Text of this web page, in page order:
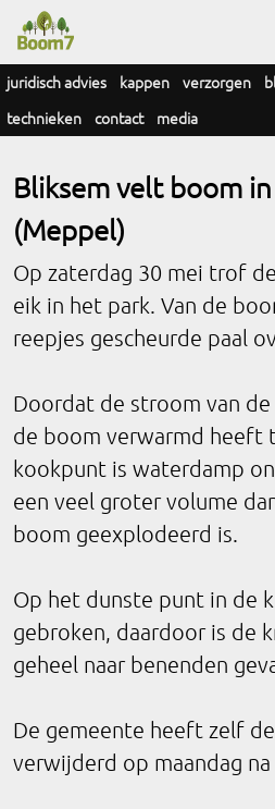
juridisch advies kappen verzorgen
technieken contact media
Bliksem velt boom
(Meppel)
Op zaterdag 30 mei trof
eik in het park. Van de
reepjes gescheurde paal
Doordat de stroom van
de boom verwarmd heeft
kookpunt is waterdamp
een veel groter volume
boom geexplodeerd is.
Op het dunste punt in de
gebroken, daardoor is de
geheel naar benenden
De gemeente heeft zelf
verwijderd op maandag